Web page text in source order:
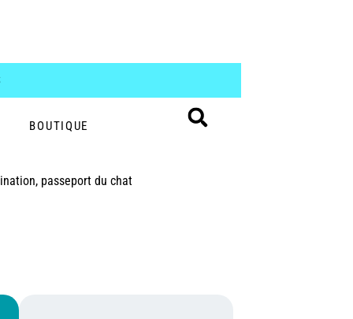
BOUTIQUE
passeport du chat